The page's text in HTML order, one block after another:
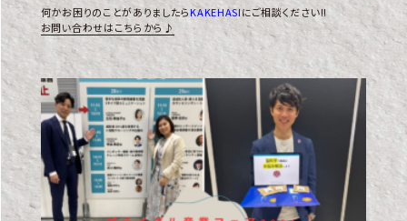
何かお困りのことがありましたらKAKEHASIにご相談ください!!
お問い合わせはこちらから♪